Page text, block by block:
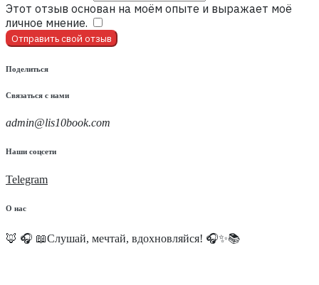
Этот отзыв основан на моём опыте и выражает моё
личное мнение.
Отправить свой отзыв
Поделиться
Связаться с нами
admin@lis10book.com
Наши соцсети
Telegram
О нас
🦊 🎧 📖Слушай, мечтай, вдохновляйся! 🎧✨📚